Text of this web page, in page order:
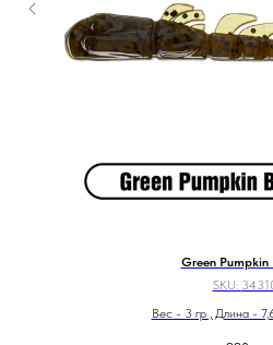
Green Pumpkin
SKU:
Вес - 3 гр , Длина -